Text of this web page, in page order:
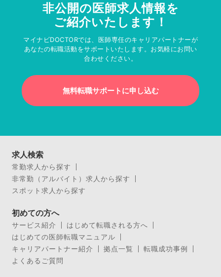
非公開の医師求人情報を
ご紹介いたします！
マイナビDOCTORでは、医師専任のキャリアパートナーが
あなたの転職活動をサポートいたします。お気軽にお問い
合わせください。
無料転職サポートに申し込む
求人検索
常勤求人から探す
非常勤（アルバイト）求人から探す
スポット求人から探す
初めての方へ
サービス紹介
はじめて転職される方へ
はじめての医師転職マニュアル
キャリアパートナー紹介
拠点一覧
転職成功事例
よくあるご質問